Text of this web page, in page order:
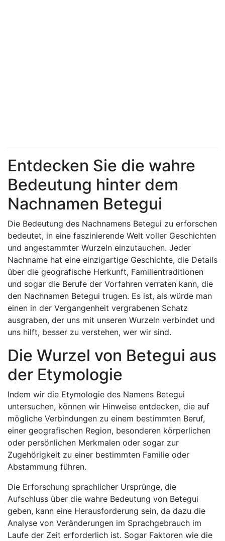
Entdecken Sie die wahre
Bedeutung hinter dem
Nachnamen Betegui
Die Bedeutung des Nachnamens Betegui zu erforschen
bedeutet, in eine faszinierende Welt voller Geschichten
und angestammter Wurzeln einzutauchen. Jeder
Nachname hat eine einzigartige Geschichte, die Details
über die geografische Herkunft, Familientraditionen
und sogar die Berufe der Vorfahren verraten kann, die
den Nachnamen Betegui trugen. Es ist, als würde man
einen in der Vergangenheit vergrabenen Schatz
ausgraben, der uns mit unseren Wurzeln verbindet und
uns hilft, besser zu verstehen, wer wir sind.
Die Wurzel von Betegui aus
der Etymologie
Indem wir die Etymologie des Namens Betegui
untersuchen, können wir Hinweise entdecken, die auf
mögliche Verbindungen zu einem bestimmten Beruf,
einer geografischen Region, besonderen körperlichen
oder persönlichen Merkmalen oder sogar zur
Zugehörigkeit zu einer bestimmten Familie oder
Abstammung führen.
Die Erforschung sprachlicher Ursprünge, die
Aufschluss über die wahre Bedeutung von Betegui
geben, kann eine Herausforderung sein, da dazu die
Analyse von Veränderungen im Sprachgebrauch im
Laufe der Zeit erforderlich ist. Sogar Faktoren wie die